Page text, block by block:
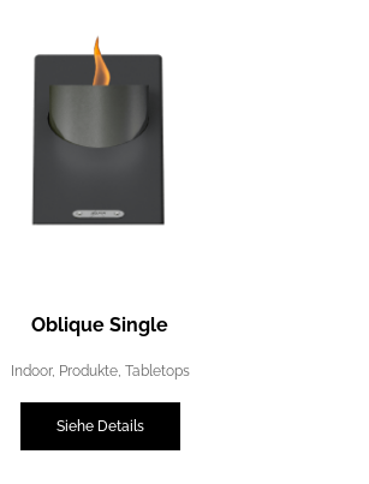
Oblique Single
Indoor, Produkte, Tabletops
Siehe Details